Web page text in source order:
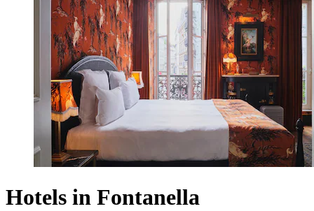
Hotels in Fontanella